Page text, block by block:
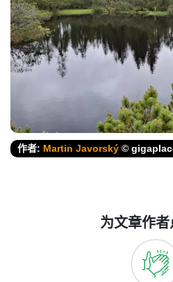
作者: Martin Javorský ©
为文章作者